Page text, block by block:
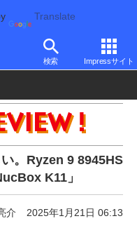
Translate
検索 Impressサイト
トフォン NUC/小型パソコ
。Ryzen 9 8945HS
K11」
介 2025年1月21日 06:13